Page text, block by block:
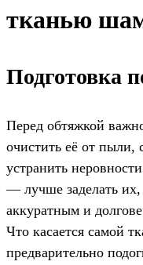
тканью
Подготовка
Перед обтяжкой
очистить её от пыли,
устранить
— лучше заделать
аккуратным и
Что касается самой
предварительно